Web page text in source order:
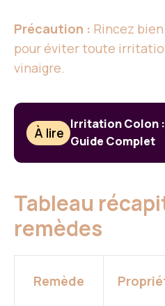
Précaution : Rincez
pour éviter toute
vinaigre.
À lire
Irritation Colon :
Guide Complet
Tableau
remèdes
Remède